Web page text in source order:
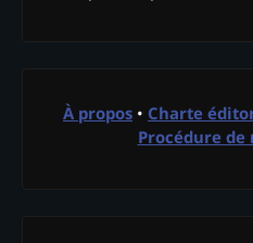
À propos • Charte
Procédure